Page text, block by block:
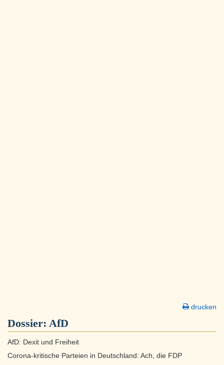
drucken
Dossier: AfD
AfD: Dexit und Freiheit
Corona-kritische Parteien in Deutschland: Ach, die FDP